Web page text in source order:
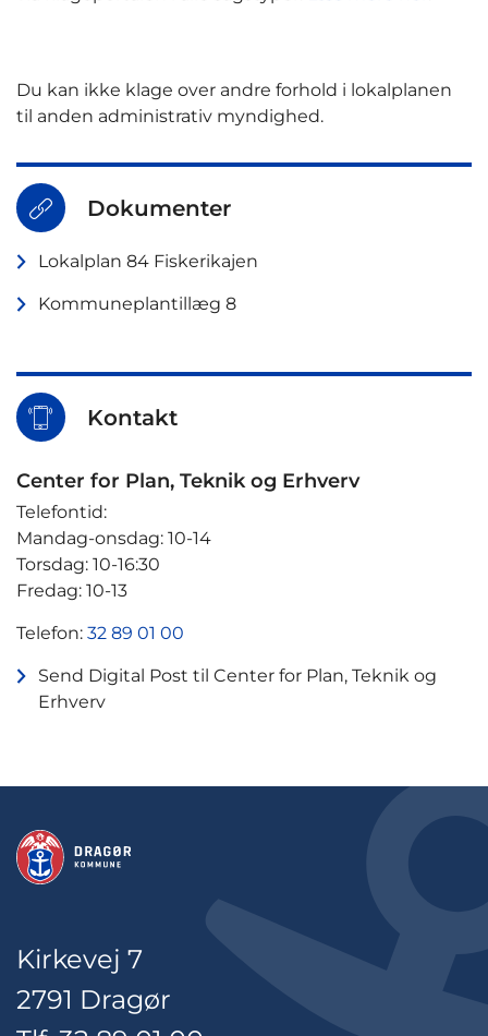
Du kan ikke klage over andre forhold i lokalplanen
til anden administrativ myndighed.
Dokumenter
Lokalplan 84 Fiskerikajen
Kommuneplantillæg 8
Kontakt
Center for Plan, Teknik og Erhverv
Telefontid:
Mandag-onsdag: 10-14
Torsdag: 10-16:30
Fredag: 10-13
Telefon: 32 89 01 00
Send Digital Post til Center for Plan, Teknik og
Erhverv
Kirkevej 7
2791 Dragør